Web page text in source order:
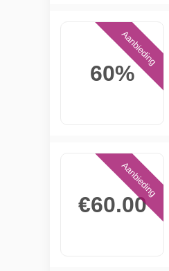
60%
Aanbieding
€60.00
Aanbieding